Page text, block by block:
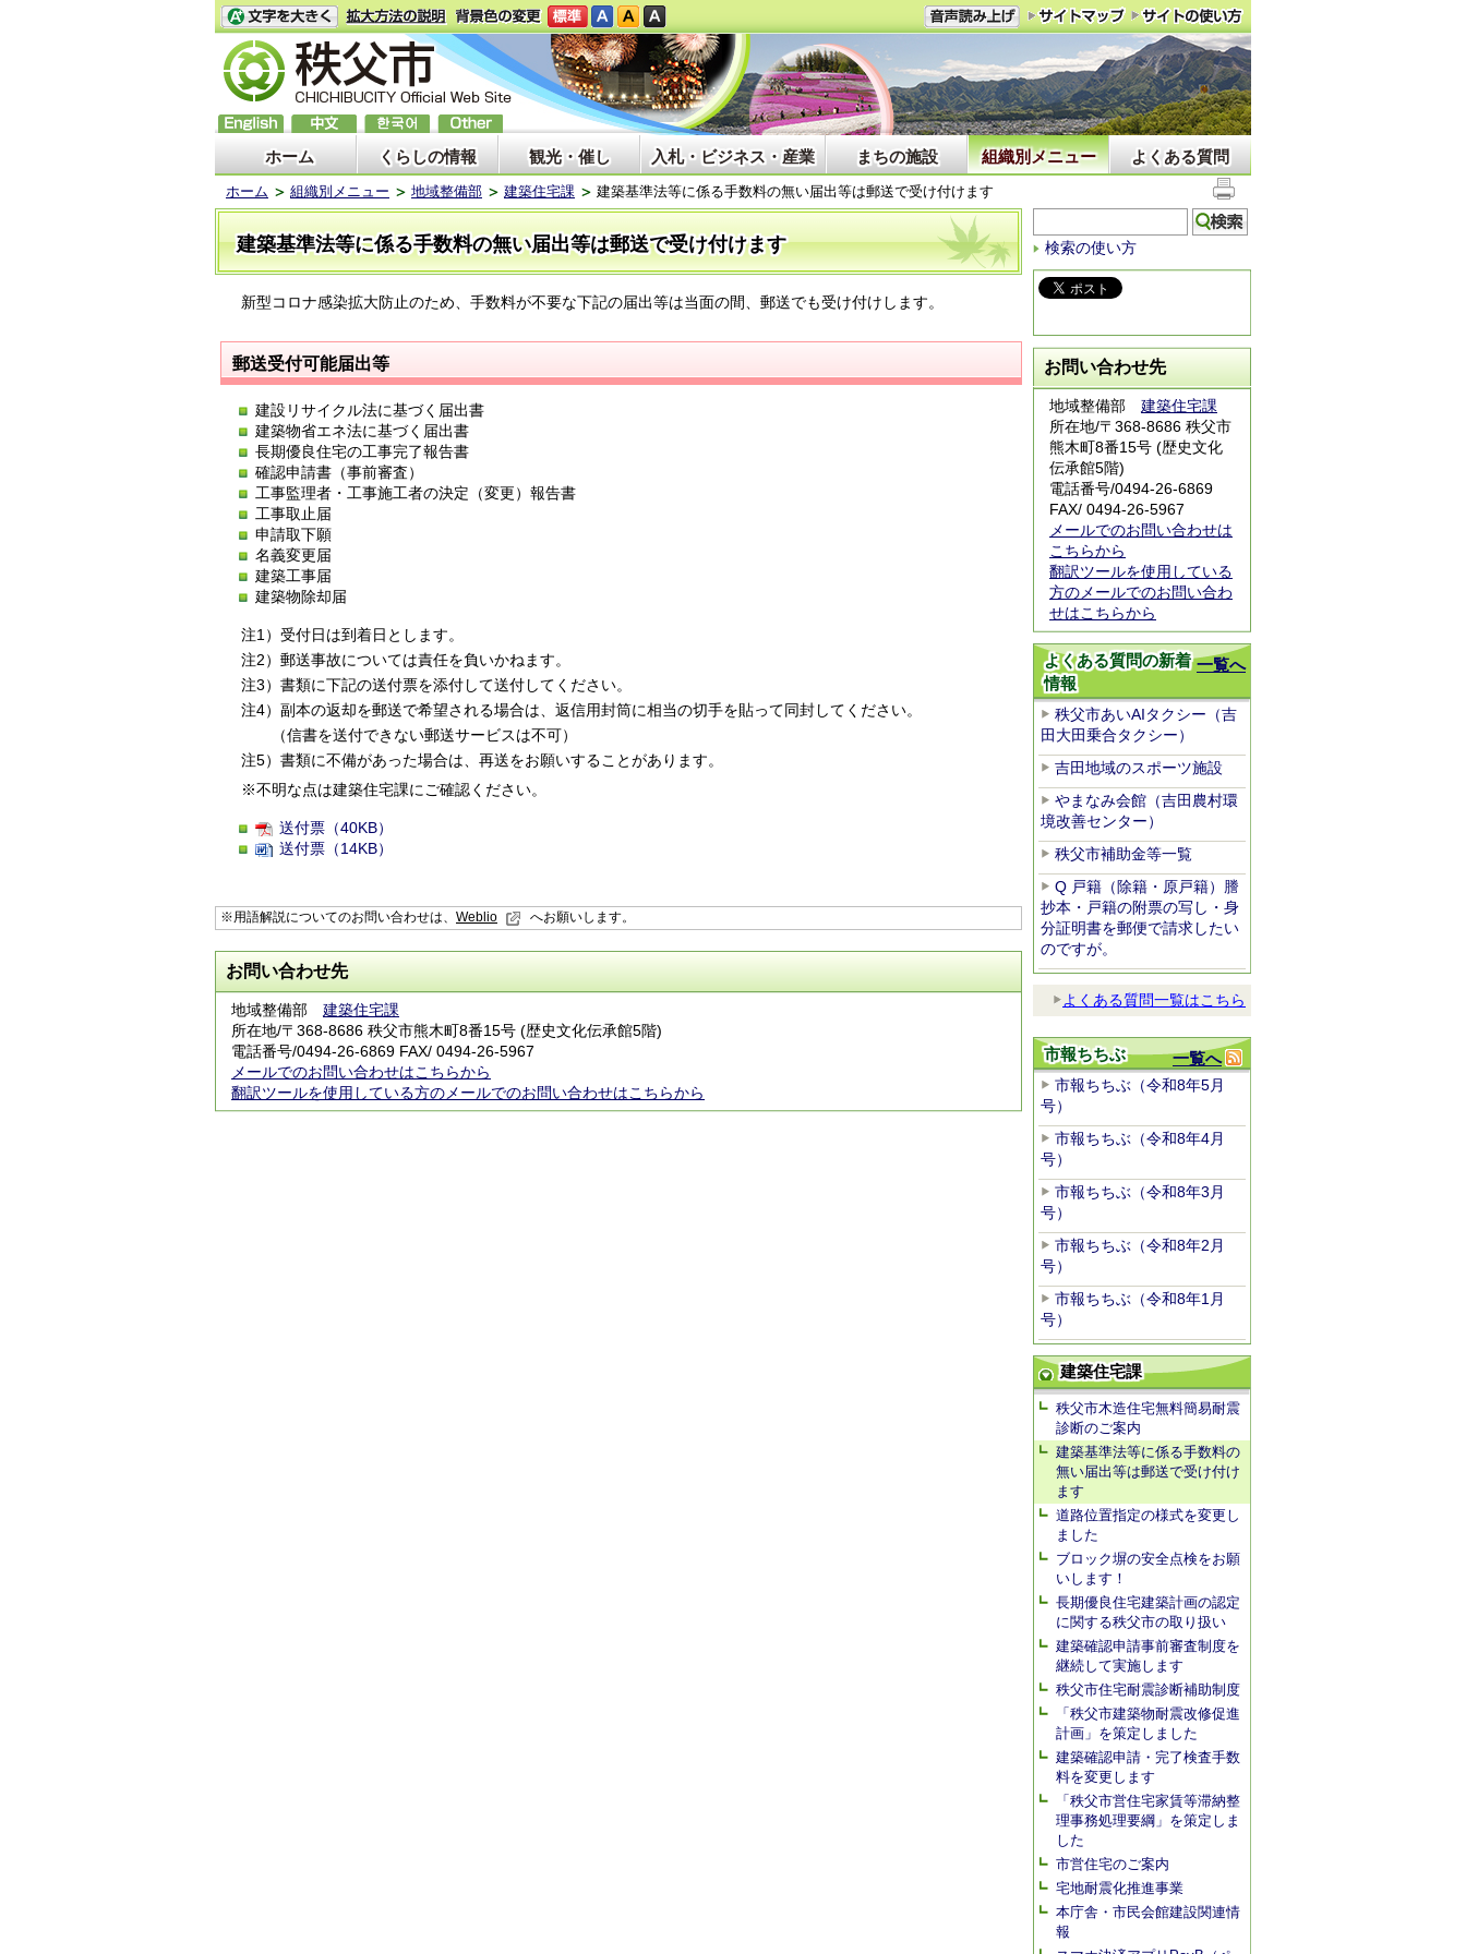
ホーム くらしの情報 観光・催し 入札・ビジネス・産業 まちの施設 組織別メニュー よくある質問
ホーム 組織別メニュー 地域整備部 建築住宅課 建築基準法等に係る手数料の無い届出等は郵送で受け付けます
建築基準法等に係る手数料の無い届出等は郵送で受け付けます
新型コロナ感染拡大防止のため、手数料が不要な下記の届出等は当面の間、郵送でも受け付けします。
郵送受付可能届出等
建設リサイクル法に基づく届出書
建築物省エネ法に基づく届出書
長期優良住宅の工事完了報告書
確認申請書（事前審査）
工事監理者・工事施工者の決定（変更）報告書
工事取止届
申請取下願
名義変更届
建築工事届
建築物除却届
注1）受付日は到着日とします。
注2）郵送事故については責任を負いかねます。
注3）書類に下記の送付票を添付して送付してください。
注4）副本の返却を郵送で希望される場合は、返信用封筒に相当の切手を貼って同封してください。
（信書を送付できない郵送サービスは不可）
注5）書類に不備があった場合は、再送をお願いすることがあります。
※不明な点は建築住宅課にご確認ください。
送付票（40KB）
送付票（14KB）
※用語解説についてのお問い合わせは、 Weblio へお願いします。
お問い合わせ先
地域整備部 建築住宅課
所在地/〒368-8686 秩父市熊木町8番15号 (歴史文化伝承館5階)
電話番号/0494-26-6869 FAX/ 0494-26-5967
メールでのお問い合わせはこちらから
翻訳ツールを使用している方のメールでのお問い合わせはこちらから
検索の使い方
お問い合わせ先
地域整備部 建築住宅課
所在地/〒368-8686 秩父市
熊木町8番15号 (歴史文化
伝承館5階)
電話番号/0494-26-6869
FAX/ 0494-26-5967
メールでのお問い合わせは
こちらから
翻訳ツールを使用している
方のメールでのお問い合わ
せはこちらから
一覧へ
よくある質問の新着
情報
秩父市あいAIタクシー（吉
田大田乗合タクシー）
吉田地域のスポーツ施設
やまなみ会館（吉田農村環
境改善センター）
秩父市補助金等一覧
Q 戸籍（除籍・原戸籍）謄
抄本・戸籍の附票の写し・身
分証明書を郵便で請求したい
のですが。
よくある質問一覧はこちら
一覧へ
市報ちちぶ
市報ちちぶ（令和8年5月
号）
市報ちちぶ（令和8年4月
号）
市報ちちぶ（令和8年3月
号）
市報ちちぶ（令和8年2月
号）
市報ちちぶ（令和8年1月
号）
建築住宅課
秩父市木造住宅無料簡易耐震
診断のご案内
建築基準法等に係る手数料の
無い届出等は郵送で受け付け
ます
道路位置指定の様式を変更し
ました
ブロック塀の安全点検をお願
いします！
長期優良住宅建築計画の認定
に関する秩父市の取り扱い
建築確認申請事前審査制度を
継続して実施します
秩父市住宅耐震診断補助制度
「秩父市建築物耐震改修促進
計画」を策定しました
建築確認申請・完了検査手数
料を変更します
「秩父市営住宅家賃等滞納整
理事務処理要綱」を策定しま
した
市営住宅のご案内
宅地耐震化推進事業
本庁舎・市民会館建設関連情
報